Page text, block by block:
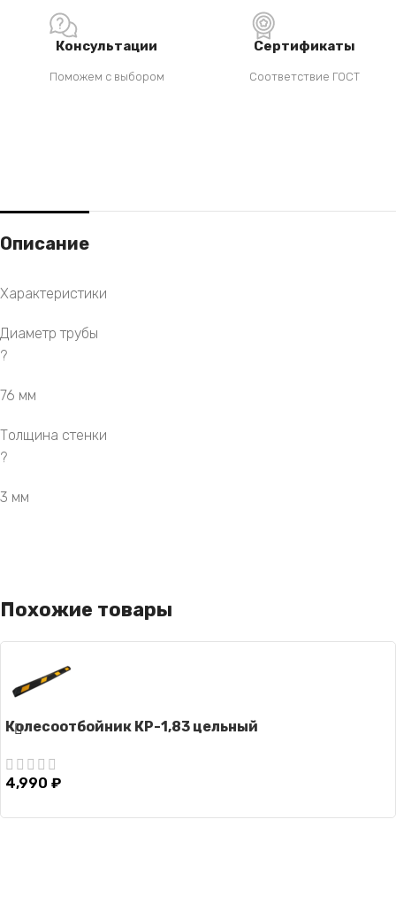
Консультации
Поможем с выбором
Сертификаты
Соответствие ГОСТ
Описание
Характеристики
Диаметр трубы
?
76 мм
Толщина стенки
?
3 мм
Похожие товары
Колесоотбойник КР-1,83 цельный
4,990 ₽